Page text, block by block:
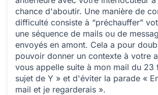
chance d'aboutir. Une manière de
difficulté consiste à “préchauffer”
une séquence de mails ou de
envoyés en amont. Cela a pour
pouvoir donner un contexte à votre
vous appelle suite à mon mail du 23
sujet de Y » et d'éviter la parade «
mail et je regarderais ».